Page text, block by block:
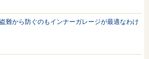
難から防ぐのもインナーガレージが最適なわけ